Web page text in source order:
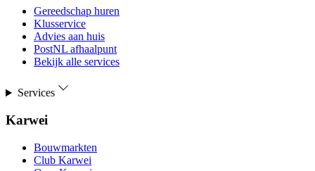
Gereedschap huren
Klusservice
Advies aan huis
PostNL afhaalpunt
Bekijk alle services
Services
Karwei
Bouwmarkten
Club Karwei